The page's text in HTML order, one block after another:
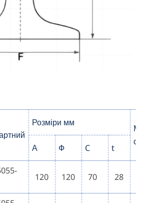
Розміри мм
А Ф C t
120 120 70 28